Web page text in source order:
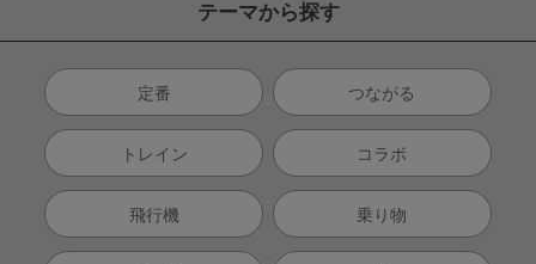
テーマから探す
定番 つながる
トレイン コラボ
飛行機 乗り物